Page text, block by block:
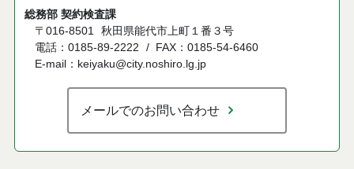
総務部 契約検査課
〒016-8501 秋田県能代市上町１番３号
電話：0185-89-2222
FAX：0185-54-6460
E-mail：keiyaku@city.noshiro.lg.jp
メールでのお問い合わせ